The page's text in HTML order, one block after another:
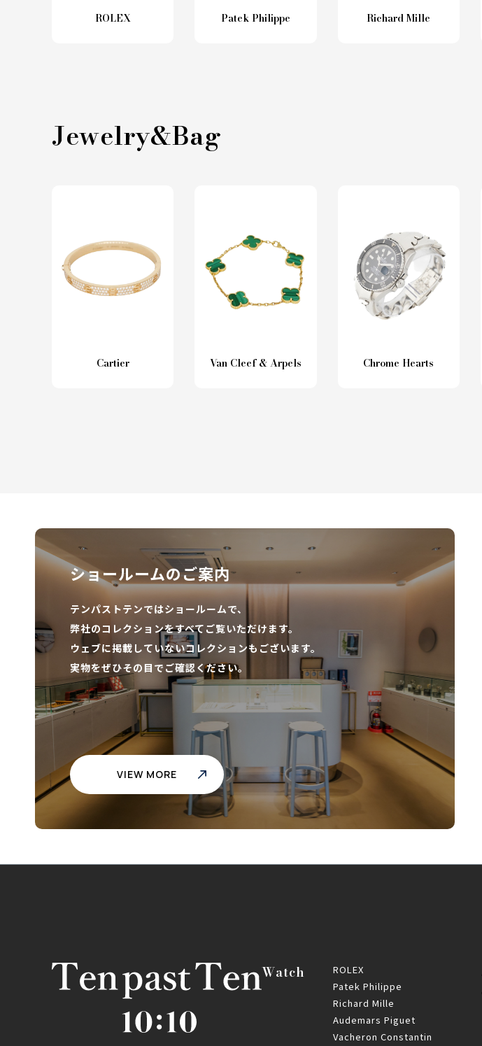
ROLEX Patek Philippe Richard Mille
Jewelry&Bag
Cartier Van Cleef & Arpels Chrome Hearts
ショールームのご案内
テンパストテンではショールームで、
弊社のコレクションをすべてご覧いただけます。
ウェブに掲載していないコレクションもございます。
実物をぜひその目でご確認ください。
VIEW MORE
Watch
ROLEX
Patek Philippe
Richard Mille
Audemars Piguet
Vacheron Constantin